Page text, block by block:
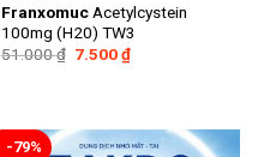
FranxomucAcetylcystein
100mg (H20) TW3
51.000₫ Giá
7.500₫Giá
hiện
-79%